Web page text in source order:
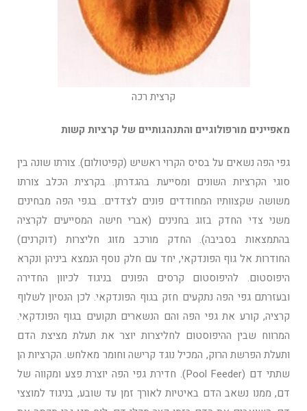
קרצית רכה
מאפיינים מורפולוגיים והתנהגותיים של קרציות קשות
גפי הפה נשאים על בסיס הקרוי ראשיש (קפיטולום). צורתו שונה בין
סוגי הקרציות השונים ומסייעת בהגדרתן. בקרצית הכלב צורתו
משושה שקצוותיו המחודדים פונים לצדדים. בגפי הפה מבחינים
משני צדי החדק בזוג בחנינים (אברי חישה המסייעים לקרציה
בהתמצאות בסביבה). החדק מורכב מזוג חליצרות ­(דוקרנים)
החודרות אל גוף הפונדקאי, יחד עם חלק נוסף הנמצא ביניהן ונקרא
היפוסטום. להיפוסטום קרסים הפונים בניגוד לכיוון החדירה
ובעזרתם גפי הפה נתקעים חזק בגוף הפונדקאי. לכן הנסיון לשלוף
קרציה, קורע את גפי הפה והם הנשארים תקועים בגוף הפונדקאי.
המרווח שבין ההיפוסטום לחליצרות יוצר את תעלת מציצת הדם
ותעלת הפרשת הרוק, המכיל נוגד קרישה וחומר מאלחש. הקרציות הן
שתתי דם (Pool Feeder). חדירת גפי הפה יוצרת פצע ומקווה של
דם, ממנו נשאב הדם באיטיות לאורך זמן עד שובע, בניגוד למוצצי